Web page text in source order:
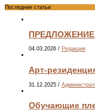
Последние статьи
04.03.2026 / Редакция
Арт-
31.12.2025 /
Обучающие